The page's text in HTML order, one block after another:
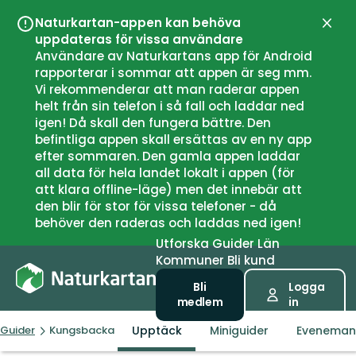
Naturkartan-appen kan behöva
uppdateras för vissa användare
Användare av Naturkartans app för Android
rapporterar i sommar att appen är seg mm.
Vi rekommenderar att man raderar appen
helt från sin telefon i så fall och laddar ned
igen! Då skall den fungera bättre. Den
befintliga appen skall ersättas av en ny app
efter sommaren. Den gamla appen laddar
all data för hela landet lokalt i appen (för
att klara offline-läge) men det innebär att
den blir för stor för vissa telefoner - då
behöver den raderas och laddas ned igen!
UtforskaGuiderLän
Kommuner Bli kund
Bli
medlem
Logga
in
Guider Kungsbacka kommun
Upptäck Miniguider